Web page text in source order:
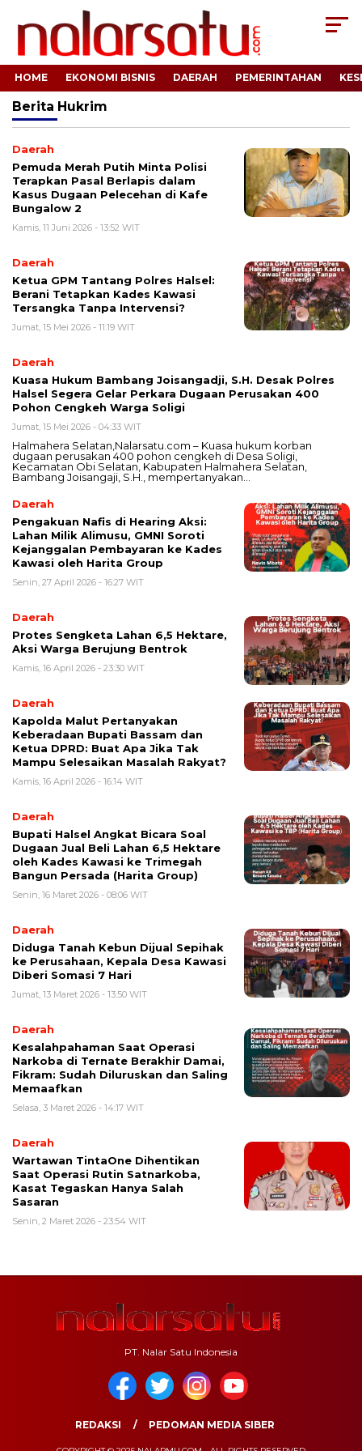
HOME EKONOMI BISNIS DAERAH PEMERINTAHAN
Berita Hukrim
Daerah
Pemuda Merah Putih Minta Polisi
Terapkan Pasal Berlapis dalam
Kasus Dugaan Pelecehan di Kafe
Bungalow 2
Kamis, 11 Juni 2026 - 13:52 WIT
Daerah
Ketua GPM Tantang Polres Halsel:
Berani Tetapkan Kades Kawasi
Tersangka Tanpa Intervensi?
Jumat, 15 Mei 2026 - 11:19 WIT
Daerah
Kuasa Hukum Bambang Joisangadji, S.H. Desak Polres
Halsel Segera Gelar Perkara Dugaan Perusakan 400
Pohon Cengkeh Warga Soligi
Jumat, 15 Mei 2026 - 04:33 WIT
Halmahera Selatan,Nalarsatu.com – Kuasa hukum korban
dugaan perusakan 400 pohon cengkeh di Desa Soligi,
Kecamatan Obi Selatan, Kabupaten Halmahera Selatan,
Bambang Joisangaji, S.H., mempertanyakan…
Daerah
Pengakuan Nafis di Hearing Aksi:
Lahan Milik Alimusu, GMNI Soroti
Kejanggalan Pembayaran ke Kades
Kawasi oleh Harita Group
Senin, 27 April 2026 - 16:27 WIT
Daerah
Protes Sengketa Lahan 6,5 Hektare,
Aksi Warga Berujung Bentrok
Kamis, 16 April 2026 - 23:30 WIT
Daerah
Kapolda Malut Pertanyakan
Keberadaan Bupati Bassam dan
Ketua DPRD: Buat Apa Jika Tak
Mampu Selesaikan Masalah Rakyat?
Kamis, 16 April 2026 - 16:14 WIT
Daerah
Bupati Halsel Angkat Bicara Soal
Dugaan Jual Beli Lahan 6,5 Hektare
oleh Kades Kawasi ke Trimegah
Bangun Persada (Harita Group)
Senin, 16 Maret 2026 - 08:06 WIT
Daerah
Diduga Tanah Kebun Dijual Sepihak
ke Perusahaan, Kepala Desa Kawasi
Diberi Somasi 7 Hari
Jumat, 13 Maret 2026 - 13:50 WIT
Daerah
Kesalahpahaman Saat Operasi
Narkoba di Ternate Berakhir Damai,
Fikram: Sudah Diluruskan dan Saling
Memaafkan
Selasa, 3 Maret 2026 - 14:17 WIT
Daerah
Wartawan TintaOne Dihentikan
Saat Operasi Rutin Satnarkoba,
Kasat Tegaskan Hanya Salah
Sasaran
Senin, 2 Maret 2026 - 23:54 WIT
PT. Nalar Satu Indonesia
REDAKSI PEDOMAN MEDIA SIBER